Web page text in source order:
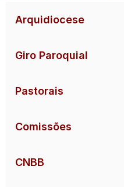
Arquidiocese
Giro Paroquial
Pastorais
Comissões
CNBB